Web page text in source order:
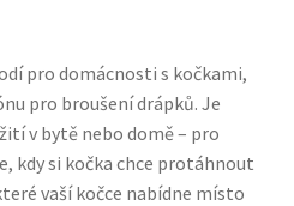
pro domácnosti s kočkami,
pro broušení drápků. Je
v bytě nebo domě – pro
kdy si kočka chce protáhnout
vaší kočce nabídne místo